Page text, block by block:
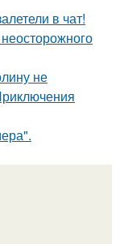
в чат!
не